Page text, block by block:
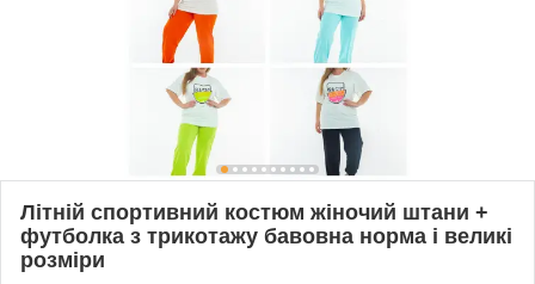
Літній спортивний костюм жіночий штани +
футболка з трикотажу бавовна норма і великі
розміри